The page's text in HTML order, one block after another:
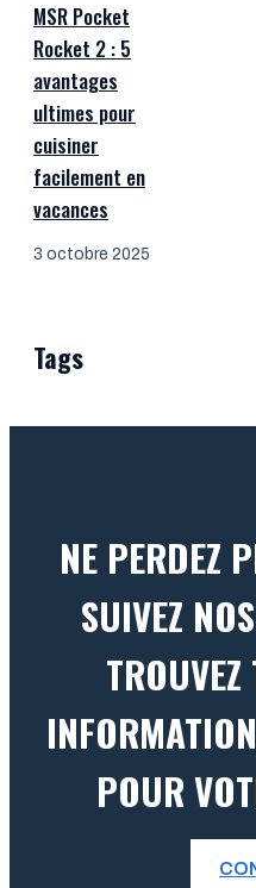
MSR Pocket
Rocket 2 : 5
avantages
ultimes pour
cuisiner
facilement en
vacances
3 octobre 2025
Tags
NE PERDEZ
SUIVEZ
TROUVEZ
POUR